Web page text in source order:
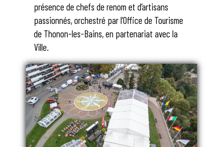
présence de chefs de renom et d’artisans
passionnés, orchestré par l’Office de Tourisme
de Thonon-les-Bains, en partenariat avec la
Ville.